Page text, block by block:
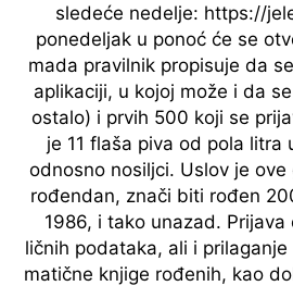
sledeće nedelje: https://
ponedeljak u ponoć će se
mada pravilnik propisuje da
aplikaciji, u kojoj može i da
ostalo) i prvih 500 koji se
je 11 flaša piva od pola litra
odnosno nosiljci. Uslov je
rođendan, znači biti rođen
1986, i tako unazad.
ličnih podataka, ali i
matične knjige rođenih, kao